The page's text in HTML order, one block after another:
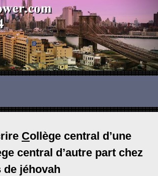
Collège central d’une
central d’autre part chez
de jéhovah